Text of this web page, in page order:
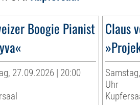
Boogie Pianist
27.09.2026 | 20:00
Claus
Uhr